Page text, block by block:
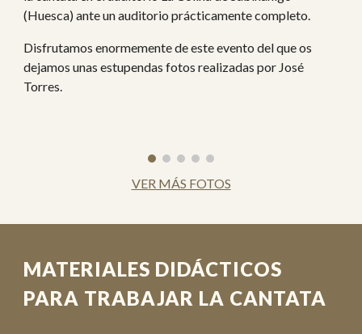
(Huesca) ante un auditorio prácticamente completo.
Disfrutamos enormemente de este evento del que os
dejamos unas estupendas fotos realizadas por José
Torres.
VER MÁS FOTOS
MATERIALES DIDÁCTICOS
PARA TRABAJAR LA CANTATA